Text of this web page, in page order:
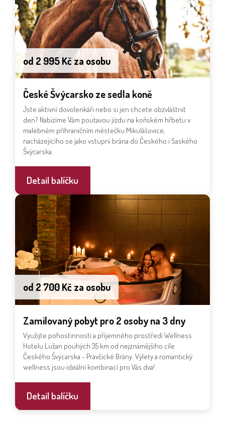
České Švýcarsko ze sedla koně
Jste aktivní dovolenkáři nebo si jen chcete obzvláštnit
den? Nabízíme Vám poutavou jízdu na koňském hřbetu v
malebném příhraničním městečku Mikulášovice,
nacházejícího se jako vstupní brána do Českého i Saského
Švýcarska.
od 2 995 Kč za osobu
Detail balíčku
Zamilovaný pobyt pro 2 osoby na 3 dny
Využijte pohostinnosti a příjemného prostředí Wellness
Hotelu Lužan pouhých 35 km od nejznámějšího cíle
Českého Švýcarska - Pravčické Brány. Výlety a romantický
wellness jsou ideální kombinací pro Vás dva!
od 2 700 Kč za osobu
Detail balíčku